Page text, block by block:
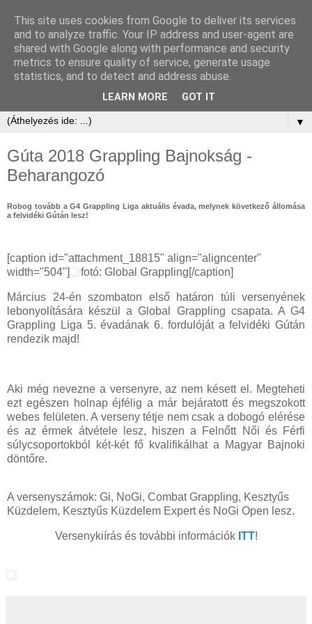
▼
Gúta 2018 Grappling Bajnokság -
Beharangozó
Robog tovább a G4 Grappling Liga aktuális évada, melynek következő állomása
a felvidéki Gútán lesz!
[caption id="attachment_18815" align="aligncenter"
width="504"]
fotó: Global Grappling[/caption]
Március 24-én szombaton első határon túli versenyének
lebonyolítására készül a Global Grappling csapata. A G4
Grappling Liga 5. évadának 6. fordulóját a felvidéki Gútán
rendezik majd!
Aki még nevezne a versenyre, az nem késett el. Megteheti
ezt egészen holnap éjfélig a már bejáratott és megszokott
webes felületen. A verseny tétje nem csak a dobogó elérése
és az érmek átvétele lesz, hiszen a Felnőtt Női és Férfi
súlycsoportokból két-két fő kvalifikálhat a Magyar Bajnoki
döntőre.
A versenyszámok: Gi, NoGi, Combat Grappling, Kesztyűs
Küzdelem, Kesztyűs Küzdelem Expert és NoGi Open lesz.
Versenykiírás és további információk ITT!
This site uses cookies from Google to deliver its services
and to analyze traffic. Your IP address and user-agent are
shared with Google along with performance and security
metrics to ensure quality of service, generate usage
statistics, and to detect and address abuse.
LEARN MORE GOT IT